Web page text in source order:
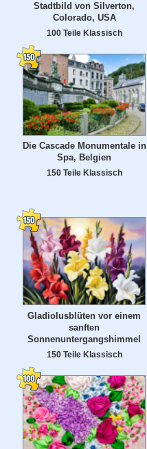
Stadtbild von Silverton,
Colorado, USA
100 Teile Klassisch
Die Cascade Monumentale in
Spa, Belgien
150 Teile Klassisch
Gladiolusblüten vor einem
sanften
Sonnenuntergangshimmel
150 Teile Klassisch